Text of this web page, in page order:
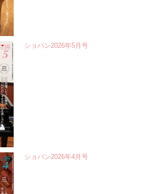
ショパン2026年5月号
ショパン2026年4月号